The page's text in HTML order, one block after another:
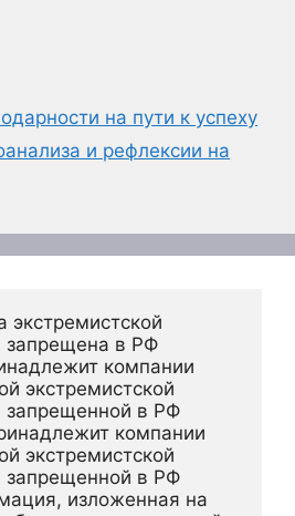
на пути к успеху
и рефлексии на
экстремистской
запрещена в РФ
компании
экстремистской
запрещенной в РФ
компании
экстремистской
запрещенной в РФ
изложенная на